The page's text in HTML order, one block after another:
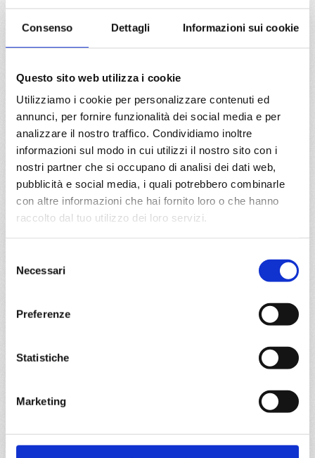
Consenso Dettagli Informazioni sui cookie
Questo sito web utilizza i cookie
Utilizziamo i cookie per personalizzare contenuti ed
annunci, per fornire funzionalità dei social media e per
analizzare il nostro traffico. Condividiamo inoltre
informazioni sul modo in cui utilizzi il nostro sito con i
nostri partner che si occupano di analisi dei dati web,
pubblicità e social media, i quali potrebbero combinarle
con altre informazioni che hai fornito loro o che hanno
raccolto dal tuo utilizzo dei loro servizi.
delNecessari
Preferenze
Statistiche
Marketing
Mediterraneo8 giorni
03/11/2026
€ 799
10/11/2026
€ 799
a partire da
€ 799
DETTAGLI
Costa Toscana